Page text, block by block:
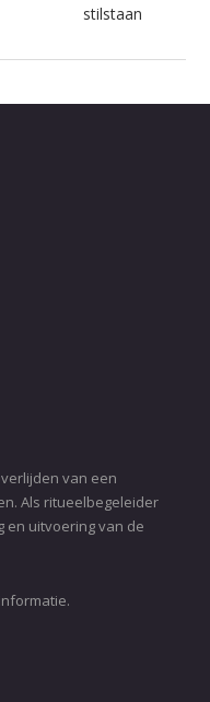
stilstaan
van een
Als ritueelbegeleider
en uitvoering van de